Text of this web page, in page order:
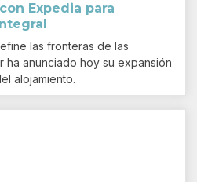
Expedia para
las fronteras de las
ha anunciado hoy su expansión
alojamiento.